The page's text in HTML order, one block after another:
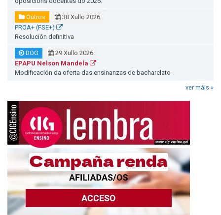
Outros
30 Xullo 2026
PROA+ (FSE+)
Resolución definitiva
DOG
29 Xullo 2026
EPAPU Nelson Mandela
Modificación da oferta das ensinanzas de bacharelato
ver máis »